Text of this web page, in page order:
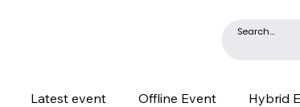
Latest event Offline Event Hybrid